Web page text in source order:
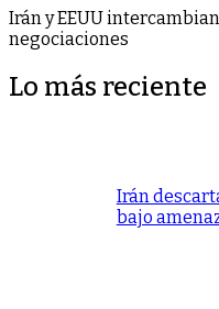
Irán y EEUU
negociaciones
Lo más reciente
Irán
bajo